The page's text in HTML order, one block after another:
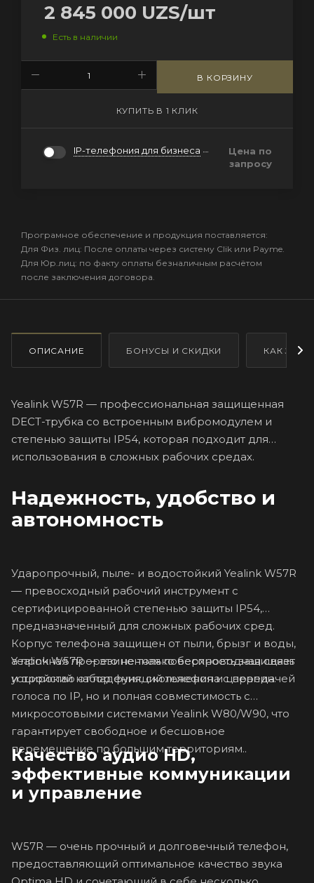
2 845 000 UZS/шт
Есть в наличии
В КОРЗИНУ
КУПИТЬ В 1 КЛИК
IP-телефония для бизнеса
Цена по
запросу
Програмное обеспечение и продукция поставляется:
Для Физ. лиц: После оплаты через систему Clik или Payme.
Для Юр.лиц: по факту оплаты безналичным расчётом
после заключения договора.
ОПИСАНИЕ БОНУСЫ И СКИДКИ КАК
Yealink W57R — профессиональная защищенная
DECT-трубка со встроенным вибромодулем и
степенью защиты IP54, которая подходит для
использования в сложных рабочих средах.
Надежность, удобство и
автономность
Ударопрочный, пыле- и водостойкий Yealink W57R
— превосходный рабочий инструмент с
сертифицированной степенью защиты IP54,
предназначенный для сложных рабочих сред.
Корпус телефона защищен от пыли, брызг и воды,
а прочная прорезиненная поверхность защищает
устройство от падения, скольжения и царапин.
Yealink W57R — это не только беспроводная связь
и широкий набор функций телефона с передачей
голоса по IP, но и полная совместимость с
микросотовыми системами Yealink W80/W90, что
гарантирует свободное и бесшовное
перемещение по большим территориям..
Качество аудио HD,
эффективные коммуникации
и управление
W57R — очень прочный и долговечный телефон,
предоставляющий оптимальное качество звука